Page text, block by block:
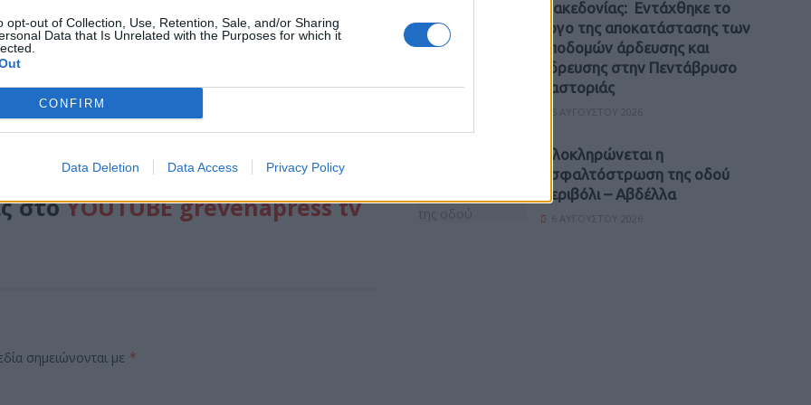
opt-out of Collection, Use, Retention, Sale, and/or Sharing
Data that Is Unrelated with the Purposes for which it
CONFIRM
Data Deletion Data Access Privacy Policy
ειδική άδεια αιμοδοσίας δυο ημερών στους
σας.
Γρεβενά
εδω!
στοYOUTUBE grevenapress tv
σημειώνονται με *
Μακεδονίας: Εντάχθηκε το
έργο της αποκατάστασης των
υποδομών άρδευσης και
ύδρευσης στην Πεντάβρυσο
Καστοριάς
5 ΑΥΓΟΎΣΤΟΥ 2026
Ολοκληρώνεται η
ασφαλτόστρωση της οδού
Περιβόλι – Αβδέλλα
6 ΑΥΓΟΎΣΤΟΥ 2026